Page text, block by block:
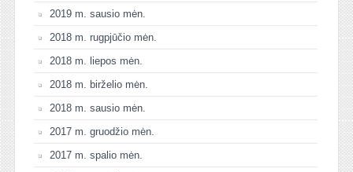
2019 m. sausio mėn.
2018 m. rugpjūčio mėn.
2018 m. liepos mėn.
2018 m. birželio mėn.
2018 m. sausio mėn.
2017 m. gruodžio mėn.
2017 m. spalio mėn.